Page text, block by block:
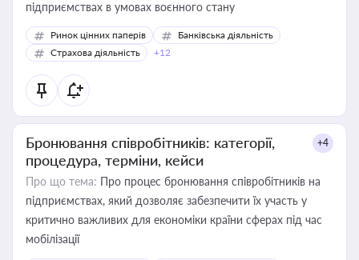
підприємствах в умовах воєнного стану
Ринок цінних паперів
Банківська діяльність
Страхова діяльність
+12
Бронювання співробітників: категорії,
процедура, терміни, кейси
+4
Про що тема: Про процес бронювання співробітників на
підприємствах, який дозволяє забезпечити їх участь у
критично важливих для економіки країни сферах під час
мобілізації